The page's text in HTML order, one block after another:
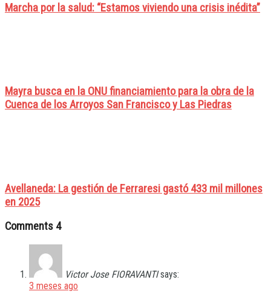
Marcha por la salud: “Estamos viviendo una crisis inédita”
Mayra busca en la ONU financiamiento para la obra de la
Cuenca de los Arroyos San Francisco y Las Piedras
Avellaneda: La gestión de Ferraresi gastó 433 mil millones
en 2025
Comments 4
Victor Jose FIORAVANTI says:
3 meses ago